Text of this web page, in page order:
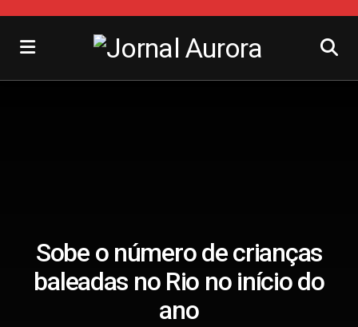
Sobe o número de crianças
baleadas no Rio no início do
ano